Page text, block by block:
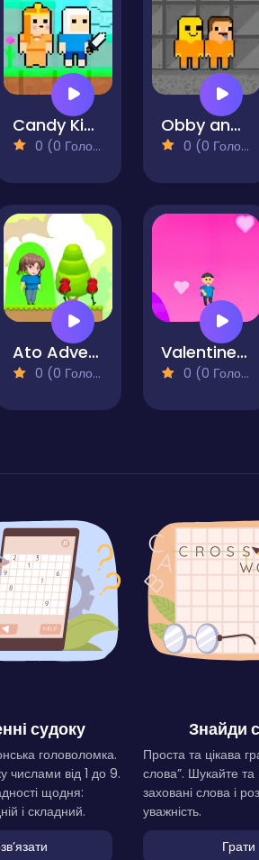
Candy Kingdom Skyblock Parkour
0 (0 Голосів)
Obby and Noob Barry Prison
0 (0 Голосів)
Ato Adventures
0 (0 Голосів)
Valentines Day Adventures
0 (0 Голосів)
судоку
головоломка.
числами від 1 до 9.
щодня:
і складний.
Знайди
Проста та цікава
слова”. Шукайте
заховані слова і
уважність.
Грати